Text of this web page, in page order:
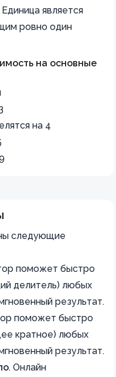
является
ровно один
на основные
на 4
следующие
поможет быстро
делитель) любых
результат.
поможет быстро
кратное) любых
результат.
. Онлайн